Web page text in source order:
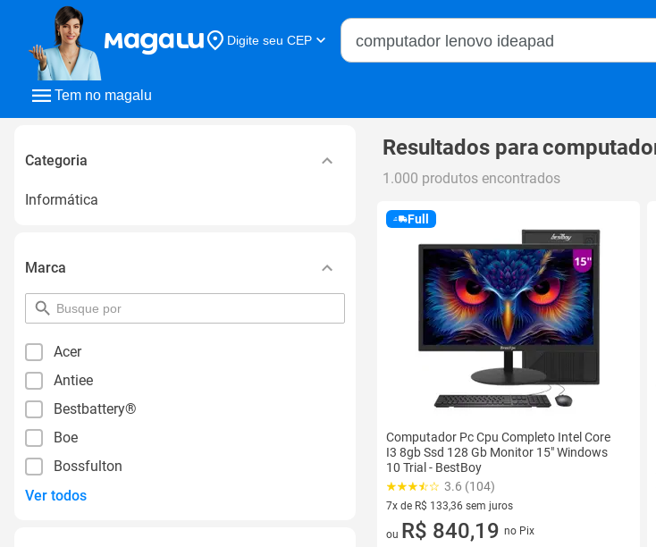
Tem no magalu
Digite seu CEP
Buscar no Magalu
Categoria
Informática
Marca
pesquisar
por
Acer
Antiee
Bestbattery®
Boe
Bossfulton
Ver todos
Resultados para
1.000 produtos encontrados
Full
Computador Pc Cpu Completo Intel Core
I3 8gb Ssd 128 Gb Monitor 15" Windows
10 Trial - BestBoy
3.6 (104)
7x de R$ 133,36 sem juros
7 vez de R$ 133,36 sem juros
ou R$ 840,19 no Pix